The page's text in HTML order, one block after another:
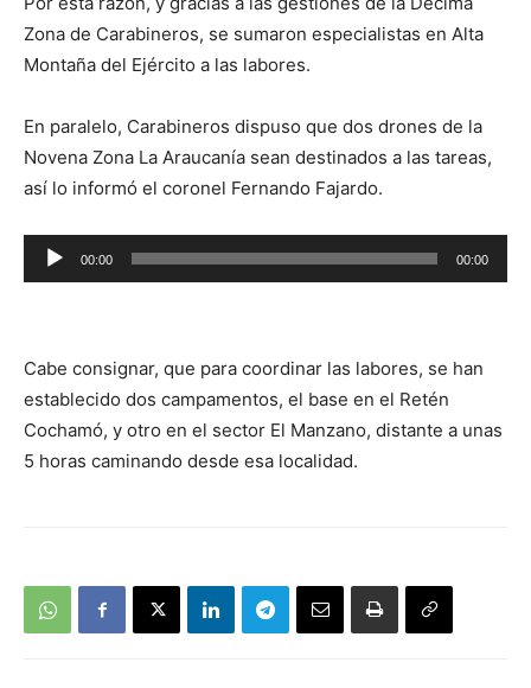
Zona de Carabineros, se sumaron especialistas en Alta
Montaña del Ejército a las labores.
En paralelo, Carabineros dispuso que dos drones de la
Novena Zona La Araucanía sean destinados a las tareas,
así lo informó el coronel Fernando Fajardo.
Reproductor
de
00:00 00:00
Cabe consignar, que para coordinar las labores, se han
establecido dos campamentos, el base en el Retén
Cochamó, y otro en el sector El Manzano, distante a unas
5 horas caminando desde esa localidad.